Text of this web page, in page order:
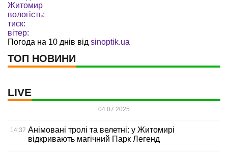
Житомир
вологість:
тиск:
вітер:
Погода на 10 днів від sinoptik.ua
ТОП НОВИНИ
LIVE
04.07.2025
14:37 Анімовані тролі та велетні: у Житомирі
відкривають магічний Парк Легенд